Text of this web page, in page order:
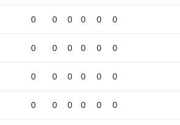
0 0 0 0 0 0
0 0 0 0 0 0
0 0 0 0 0 0
0 0 0 0 0 0